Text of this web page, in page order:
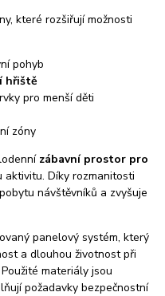
které rozšiřují možnosti
pohyb
hřiště
pro menší děti
zóny
zábavní prostor pro
aktivitu. Díky rozmanitosti
návštěvníků a zvyšuje
panelový systém, který
a dlouhou životnost při
materiály jsou
požadavky bezpečnostní